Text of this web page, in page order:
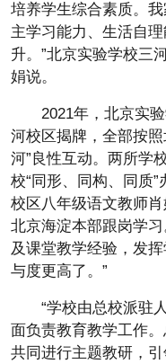
培养学生综合素质。
主学习能力、生活自
升。”北京实验学校三
娟说。
2021年，北京实
河校区揭牌，全部按
河”良性互动。两所学
校“同形、同构、同质
校区八年级语文教师
北京海淀本部跟岗学
及课堂教学经验，发
与度更高了。”
“学校由总校派驻
面负责教育教学工作
共同进行主题教研，